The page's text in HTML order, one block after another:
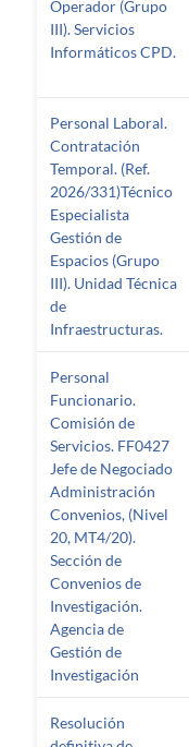
Operador (Grupo
III). Servicios
Informáticos CPD.
Personal Laboral.
Contratación
Temporal. (Ref.
2026/331)Técnico
Especialista
Gestión de
Espacios (Grupo
III). Unidad Técnica
de
Infraestructuras.
Personal
Funcionario.
Comisión de
Servicios. FF0427
Jefe de Negociado
Administración
Convenios, (Nivel
20, MT4/20).
Sección de
Convenios de
Investigación.
Agencia de
Gestión de
Investigación
Resolución